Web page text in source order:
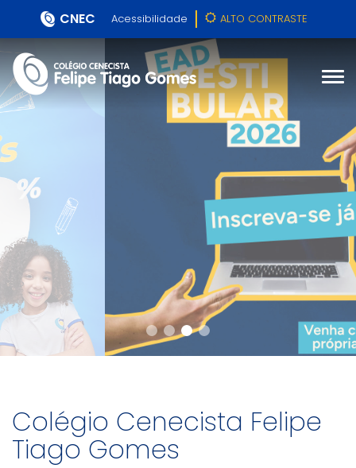
CNEC Acessibilidade ALTO CONTRASTE
Colégio Cenecista Felipe
Tiago Gomes